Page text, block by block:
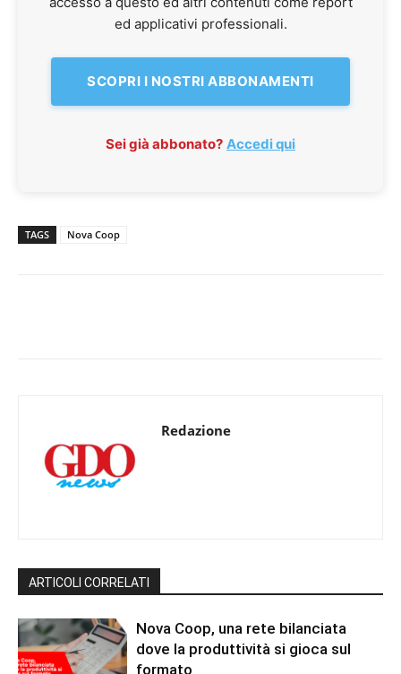
ed applicativi professionali.
SCOPRI I NOSTRI ABBONAMENTI
Sei già abbonato? Accedi qui
TAGS Nova Coop
Redazione
ARTICOLI CORRELATI
Nova Coop, una rete bilanciata
dove la produttività si gioca sul
formato